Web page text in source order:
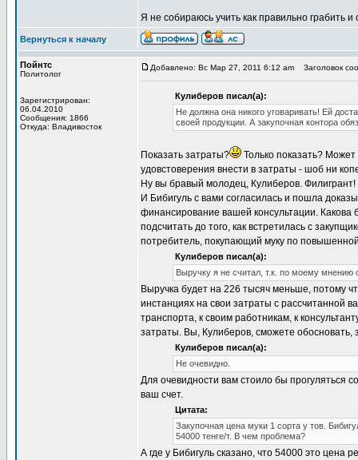
Я не собираюсь учить как правильно грабить
Вернуться к началу
Пойнтс
Политолог
Зарегистрирован:
06.04.2010
Сообщения: 1866
Откуда: Владивосток
Добавлено: Вс Мар 27, 2011 6:12 am Заголовок
Кулиберов писал(а):
Не должна она никого уговаривать! Ей
своей продукции. А закупочная контора
Показать затраты?
Только показать?
удовстоверения внести в затраты - шоб ни
Ну вы бравый молодец, Кулиберов. Филигрант!
И Бибигуль с вами согласилась и пошла
финансирование вашей консультации. Какова
подсчитать до того, как встретилась с
потребитель, покупающий муку по
Кулиберов писал(а):
Выручку я не считал, т.к. по моему мнению
Выручка будет на 226 тысяч меньше, потому
инстанциях на свои затраты с рассчитанной
транспорта, к своим работникам, к
затраты. Вы, Кулиберов, сможете обосновать,
Кулиберов писал(а):
Не очевидно.
Для очевидности вам стоило бы прогуляться
ваш счет.
Цитата:
Закупочная цена муки 1 сорта у тов.
54000 тенге/т. В чем проблема?
А где у Бибигуль сказано, что 54000 это цена